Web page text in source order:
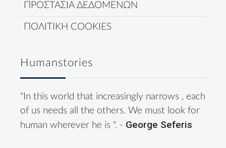
ΠΡΟΣΤΑΣΙΑ ΔΕΔΟΜΕΝΩΝ
ΠΟΛΙΤΙΚΗ COOKIES
Humanstories
"In this world that increasingly narrows , each
of us needs all the others. We must look for
human wherever he is ". - George Seferis